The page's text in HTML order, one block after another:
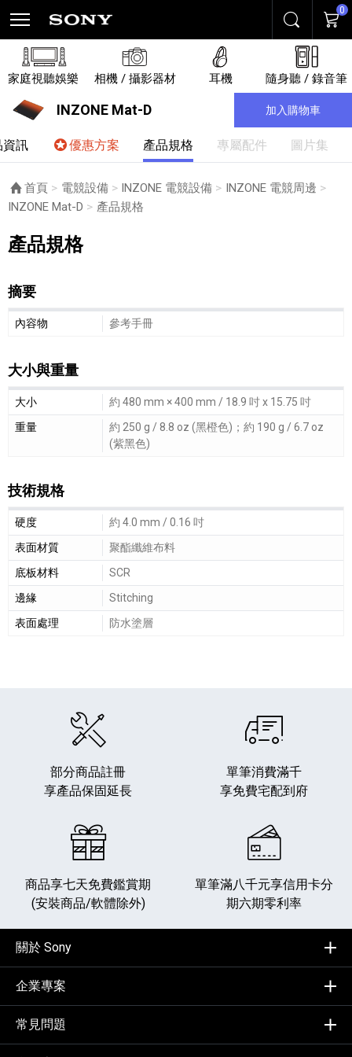
搜尋 購物
0
家庭視聽娛樂 相機 / 攝影器材 耳機 隨身聽 / 錄音筆
INZONE Mat-D 加入購物車
資訊 優惠方案 產品規格 專屬配件 圖片集
首頁 電競設備 INZONE 電競設備
INZONE 電競周邊
INZONE Mat-D
目前頁面：
產品規格
產品規格
摘要
摘要細節敘述
內容物 參考手冊
大小與重量
大小與重量細節敘述
大小
約 480 mm × 400 mm / 18.9 吋 x 15.75 吋
重量
約 250 g / 8.8 oz (黑橙色)；約 190 g / 6.7 oz
(紫黑色)
技術規格
技術規格細節敘述
硬度
約 4.0 mm / 0.16 吋
表面材質
聚酯纖維布料
底板材料
SCR
邊緣
Stitching
表面處理
防水塗層
部分商品註冊
享產品保固延長
單筆消費滿千
享免費宅配到府
商品享七天免費鑑賞期
(安裝商品/軟體除外)
單筆滿八千元享信用卡分
期六期零利率
關於 Sony
企業專案
常見問題